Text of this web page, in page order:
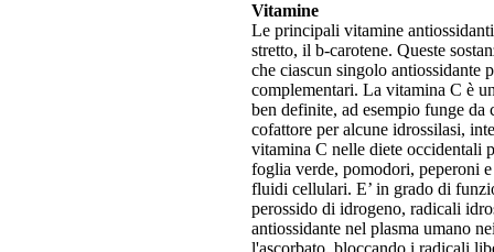
Vitamine
Le principali vitamine
stretto, il b-carotene. Queste
che ciascun singolo antiossidante
complementari. La vitamina C è
ben definite, ad esempio funge da
cofattore per alcune idrossilasi,
vitamina C nelle diete occidentali
foglia verde, pomodori, peperoni
fluidi cellulari. E’ in grado di
perossido di idrogeno, radicali
antiossidante nel plasma umano
l'ascorbato, bloccando i radicali